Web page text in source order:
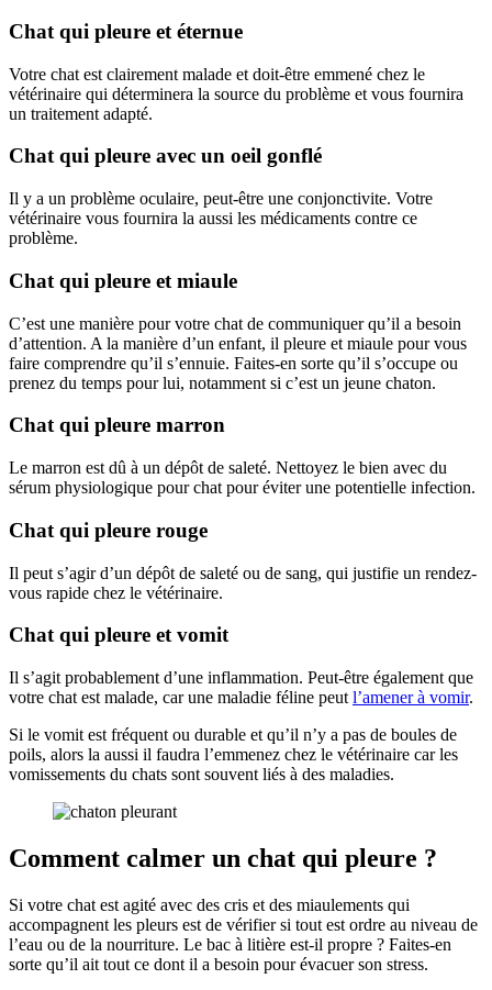
Chat qui pleure et éternue
Votre chat est clairement malade et doit-être emmené chez le
vétérinaire qui déterminera la source du problème et vous fournira
un traitement adapté.
Chat qui pleure avec un oeil gonflé
Il y a un problème oculaire, peut-être une conjonctivite. Votre
vétérinaire vous fournira la aussi les médicaments contre ce
problème.
Chat qui pleure et miaule
C’est une manière pour votre chat de communiquer qu’il a besoin
d’attention. A la manière d’un enfant, il pleure et miaule pour vous
faire comprendre qu’il s’ennuie. Faites-en sorte qu’il s’occupe ou
prenez du temps pour lui, notamment si c’est un jeune chaton.
Chat qui pleure marron
Le marron est dû à un dépôt de saleté. Nettoyez le bien avec du
sérum physiologique pour chat pour éviter une potentielle infection.
Chat qui pleure rouge
Il peut s’agir d’un dépôt de saleté ou de sang, qui justifie un rendez-
vous rapide chez le vétérinaire.
Chat qui pleure et vomit
Il s’agit probablement d’une inflammation. Peut-être également que
votre chat est malade, car une maladie féline peut l’amener à vomir.
Si le vomit est fréquent ou durable et qu’il n’y a pas de boules de
poils, alors la aussi il faudra l’emmenez chez le vétérinaire car les
vomissements du chats sont souvent liés à des maladies.
Comment calmer un chat qui pleure ?
Si votre chat est agité avec des cris et des miaulements qui
accompagnent les pleurs est de vérifier si tout est ordre au niveau de
l’eau ou de la nourriture. Le bac à litière est-il propre ? Faites-en
sorte qu’il ait tout ce dont il a besoin pour évacuer son stress.